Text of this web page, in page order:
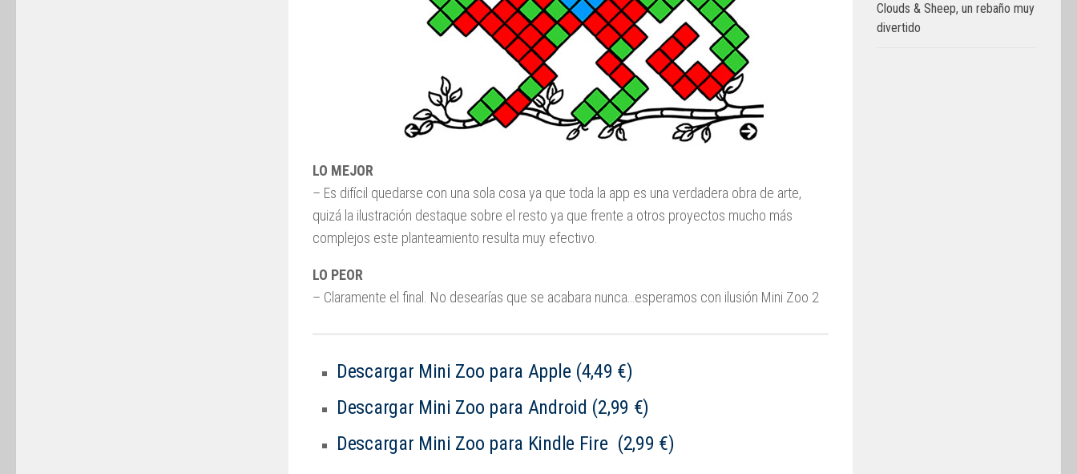
LO MEJOR
– Es difícil quedarse con una sola cosa ya que toda la app es una verdadera obra de arte,
quizá la ilustración destaque sobre el resto ya que frente a otros proyectos mucho más
complejos este planteamiento resulta muy efectivo.
LO PEOR
– Claramente el final. No desearías que se acabara nunca…esperamos con ilusión Mini Zoo 2
Descargar Mini Zoo para Apple (4,49 €)
Descargar Mini Zoo para Android (2,99 €)
Descargar Mini Zoo para Kindle Fire (2,99 €)
Clouds & Sheep, un rebaño muy
divertido